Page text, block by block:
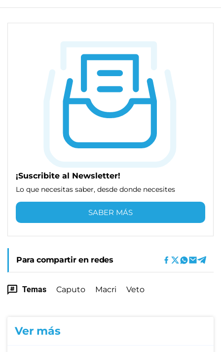
¡Suscribite al Newsletter!
Lo que necesitas saber, desde donde necesites
SABER MÁS
Para compartir en redes
Temas Caputo Macri Veto
Ver más